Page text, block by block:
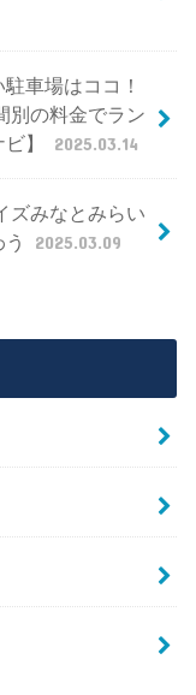
車場はココ！
別の料金でラン
】
2025.03.14
ズみなとみらい
2025.03.09